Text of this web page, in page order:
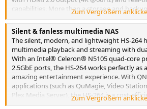
capabilities. More than a storage and
outstanding performance and multifaceted
464T4 make it a perfect collaboration
workflows and achieve greater possibilities.
Zum Vergrößern
Silent & fanless multimedia NAS
The silent, modern, and lightweight HS-264
multimedia playback and streaming with
With an Intel® Celeron® N5105 quad-core
2.5GbE ports, the HS-264 works perfectly as
amazing entertainment experience. With
applications (such as QuMagie, Video
Plex Media Server), the HS-264 is a cost-
media and entertainment. In CES 2022,
Zum Vergrößern